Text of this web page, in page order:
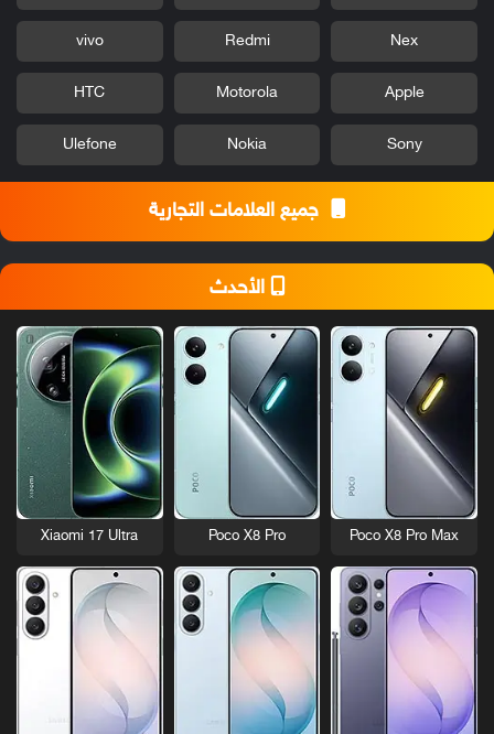
Nex
Redmi
vivo
Apple
Motorola
HTC
Sony
Nokia
Ulefone
جميع العلامات التجارية
الأحدث
Poco X8 Pro Max
Poco X8 Pro
Xiaomi 17 Ultra